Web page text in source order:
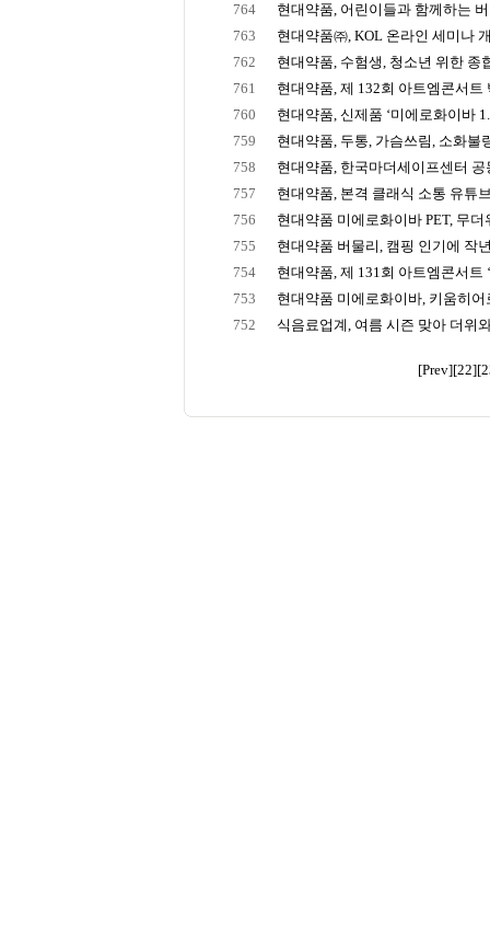
764
현대약품, 어린이들과 함께하는
763
현대약품㈜, KOL 온라인 세미나
762
현대약품, 수험생, 청소년 위한 종
761
현대약품, 제 132회 아트엠콘서트
760
현대약품, 신제품 ‘미에로화이바
759
현대약품, 두통, 가슴쓰림, 소화불
758
현대약품, 한국마더세이프센터 공
757
현대약품, 본격 클래식 소통 유튜
756
현대약품 미에로화이바 PET, 무더
755
현대약품 버물리, 캠핑 인기에 작
754
현대약품, 제 131회 아트엠콘서트
753
현대약품 미에로화이바, 키움히
752
식음료업계, 여름 시즌 맞아 더위
[Prev][22]